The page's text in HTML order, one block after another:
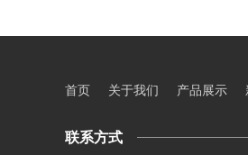
首页 关于我们 产品展示
联系方式